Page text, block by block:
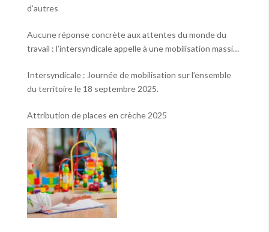
d’autres
Aucune réponse concrète aux attentes du monde du
travail : l’intersyndicale appelle à une mobilisation massive
Intersyndicale : Journée de mobilisation sur l’ensemble
du territoire le 18 septembre 2025.
Attribution de places en crèche 2025